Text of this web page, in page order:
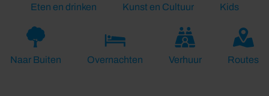
Eten en drinken Kunst en Cultuur Kids
Naar Buiten Overnachten Verhuur Routes